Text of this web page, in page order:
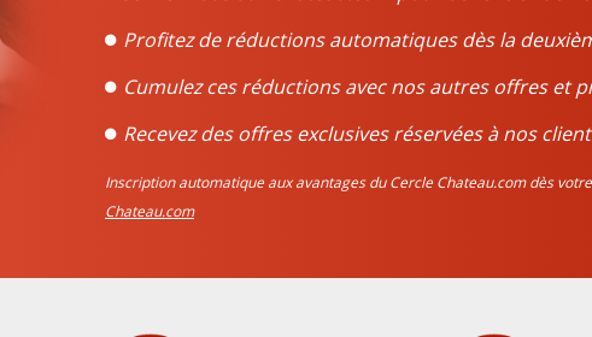
Profitez de réductions automatiques dès la
Cumulez ces réductions avec nos autres offres et
Recevez des offres exclusives réservées à nos
Inscription automatique aux avantages du Cercle Chateau.com dès
Chateau.com